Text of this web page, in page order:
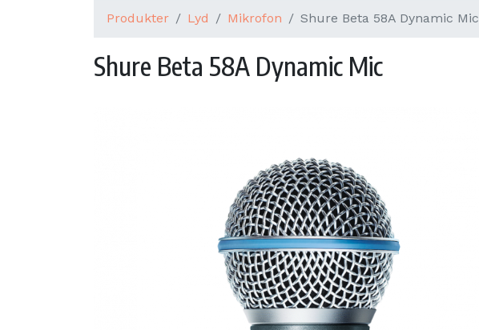
Produkter Lyd Mikrofon Shure Beta 58A Dynamic Mic
Shure Beta 58A Dynamic Mic